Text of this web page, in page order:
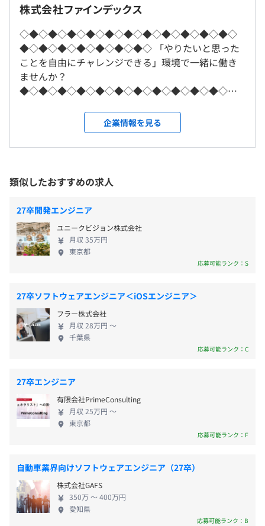
■ 距離を感じさせない開発環境
全国に拠点がありますが、バーチャルオフィスツールを活
用し、同じオフィスにいるかのような円滑なコミュニケー
ションを実現しています。
相談の上、ご希望のマシンを支給いたします。
オブジェクト指向、アジャイル、スクラム、ペアプロ、テ
ーディング規約あり
Docker、Terraform、Kubernetes、Zabbix
就業場所の変更範囲
大阪支店・東京本社・四国支社・札幌支店・福岡支店・新
潟支店・京都支店（本人の希望する勤務地）
および自宅
※希望しない転勤はありません。
＜変更範囲＞
【大阪メトロ（地下鉄）・京阪電鉄】
淀屋橋駅、北浜駅
地下通路19番出口直結
●休日・休暇
年次有給休暇（初年度10日間）、
慶弔休暇、免許更新休暇、引越休暇、
介護休業、産前産後休業、看護休業、育児休業
●取得奨励の制度休暇
法定休暇＋9日の特別有給休暇の取得が可能
GW休暇、夏季休暇、年末年始休暇
●年間休日数118日（2024年実績）
交通費 ：定期代相当額支給（上限40,000円/月）
残業代 ：全額支給（サービス・持ち帰り残業なし）
その他 ：定期健康診断（人間ドック補助あり）、出張手
限る）、従業員持株制度、J-ESOP（株式給付信託）、社
内懇親会（年1回）、クラブ活動補助…等
円を「健康手当」として支給しています。
社会保険完備（健康保険・厚生年金加入・雇用保険・労災
保険）
研修の有無及び内容
松山支店にて約2週間、ビジネスマナーから製品知識、医
療市場まで、あなたの成長をサポートする手厚い研修をご
用意しています。
その後は、各配属拠点にて、部署に特化したOJT研修を実
施。配属先の先輩社員が、あなたのキャリアの土台を築く
ための手厚いサポートを行います。
会社の定める資格試験に合格した際は、報奨金を支給。
バックアップします。
メンター制度の有無
あり
キャリアコンサルティング制度の有無及びその内容
社内検定等の制度の有無及びその内容
なし
17.5時間
前年度の有給休暇の平均取得日数
18.0日
前事業年度の育児休業取得者数／出産者数
女性5人/5人
役員及び管理的地位にある者に占める女性の割合
役員0.0%
管理職18.4%
株式会社ファインデックス
◇◆◇◆◇◆◇◆◇◆◇◆◇◆◇◆◇◆◇◆◇◆◇
◆◇◆◇◆◇◆◇◆◇◆◇◆◇ 「やりたいと思った
ことを自由にチャレンジできる」環境で一緒に働き
ませんか？
◆◇◆◇◆◇◆◇◆◇◆◇◆◇◆◇◆◇◆◇◆◇◆
担っている会社です！／ システム事業を展開し、効
率的な診療をサポートする医療システムや、医療機
関（事務部門）、自治体・公的企業向けシステム、
テムの開発を手がけています。 実際に日本全国の大
学病院におけるシェアが高く、医療分野における影
響力も大きいです。ITの力で医療を変えることが期待
されています。 【事業内容】 ■医療システム事業 す
べての医療機関がターゲットです。大規模病院から診
療所まで、規模や役割の異なるさまざまな医療機関
へシステムを導入しています。医療機関の規模や運用
みです。国立大学病院のシェアは75%以上。案件獲
得ではなく、質の高いコンサルティングに注力して
いるため、飛び込み営業はおこなっていません。大
学病院での高いシェアにより、医療機関様の方から
システム導入のお声がけをいただいています。 ま
効率的にシェアを拡大してきました。当社の販売導
入は大学病院や大規模病院を中心としており、新し
いシステムの開発や運用モデル構築をおこなってい
ます。そのノウハウを共有することで、中小規模病院
や診療所に対しては、地域に馴染んだ販売代理店が
テム、ヘルスケアシステムは、医療以外の業界でも
使えます。どんな業界にも存在する“文書”に注目し、
紙書類の管理やシステム化などを支援することで業
務効率化を実現します。各業界や企業独自の運用にも
企業情報を見る
類似したおすすめの求人
27卒開発エンジニア
ユニークビジョン株式会社
月収 35万円
東京都
応募可能ランク：S
27卒ソフトウェアエンジニア＜iOSエンジニア＞
フラー株式会社
月収 28万円 〜
千葉県
応募可能ランク：C
27卒エンジニア
有限会社PrimeConsulting
月収 25万円 〜
東京都
応募可能ランク：F
自動車業界向けソフトウェアエンジニア（27卒）
株式会社GAFS
350万 〜 400万円
愛知県
応募可能ランク：B